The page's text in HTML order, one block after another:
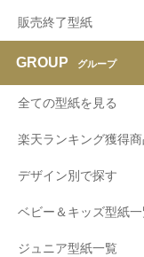
販売終了型紙
GROUP グループ
全ての型紙を見る
楽天ランキング獲得商
デザイン別で探す
ベビー＆キッズ型紙一
ジュニア型紙一覧